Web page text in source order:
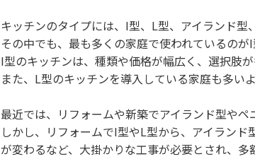
キッチンのタイプには、I型、L型、アイランド型
その中でも、最も多くの家庭で使われているのがI
I型のキッチンは、種類や価格が幅広く、選択肢
また、L型のキッチンを導入している家庭も多いよ
最近では、リフォームや新築でアイランド型やペ
しかし、リフォームでI型やL型から、アイラン
が変わるなど、大掛かりな工事が必要とされ、多